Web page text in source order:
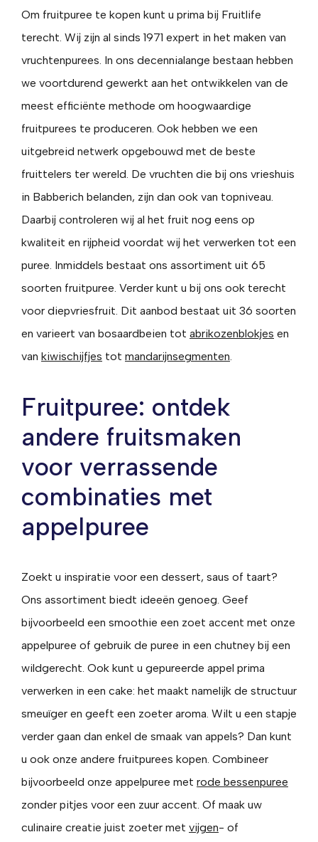
Om fruitpuree te kopen kunt u prima bij Fruitlife
terecht. Wij zijn al sinds 1971 expert in het maken van
vruchtenpurees. In ons decennialange bestaan hebben
we voortdurend gewerkt aan het ontwikkelen van de
meest efficiënte methode om hoogwaardige
fruitpurees te produceren. Ook hebben we een
uitgebreid netwerk opgebouwd met de beste
fruittelers ter wereld. De vruchten die bij ons vrieshuis
in Babberich belanden, zijn dan ook van topniveau.
Daarbij controleren wij al het fruit nog eens op
kwaliteit en rijpheid voordat wij het verwerken tot een
puree. Inmiddels bestaat ons assortiment uit 65
soorten fruitpuree. Verder kunt u bij ons ook terecht
voor diepvriesfruit. Dit aanbod bestaat uit 36 soorten
en varieert van bosaardbeien tot abrikozenblokjes en
van kiwischijfjes tot mandarijnsegmenten
Fruitpuree: ontdek
andere fruitsmaken
voor verrassende
combinaties met
appelpuree
Zoekt u inspiratie voor een dessert, saus of taart?
Ons assortiment biedt ideeën genoeg. Geef
bijvoorbeeld een smoothie een zoet accent met onze
appelpuree of gebruik de puree in een chutney bij een
wildgerecht. Ook kunt u gepureerde appel prima
verwerken in een cake: het maakt namelijk de structuur
smeuïger en geeft een zoeter aroma. Wilt u een stapje
verder gaan dan enkel de smaak van appels? Dan kunt
u ook onze andere fruitpurees kopen. Combineer
bijvoorbeeld onze appelpuree met rode bessenpuree
zonder pitjes voor een zuur accent. Of maak uw
culinaire creatie juist zoeter met vijgen- of